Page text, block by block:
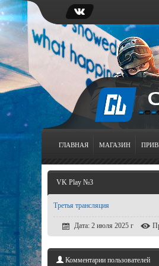
ГЛАВНАЯ МАГАЗИН
VK Play №3
Третья трансляция
Дата: 2 июля 2025 г
Комментарии пользователей